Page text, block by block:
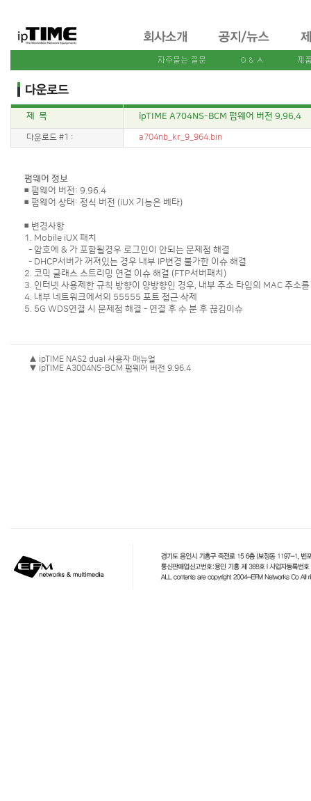
제 목 ipTIME A704NS-BCM 펌웨어 버전 9.96.4
다운로드 #1 : a704nb_kr_9_964.bin
펌웨어 정보
◾ 펌웨어 버전: 9.96.4
◾ 펌웨어 상태: 정식 버전 (iUX 기능은 베타)
◾ 변경사항
1. Mobile iUX 패치
- 암호에 & 가 포함될경우 로그인이 안되는 문제점 해결
- DHCP서버가 꺼져있는 경우 내부 IP변경 불가한 이슈 해결
2. 코믹 글래스 스트리밍 연결 이슈 해결 (FTP서버패치)
3. 인터넷 사용제한 규칙 방향이 양방향인 경우, 내부 주소 타입의 MAC 주소
4. 내부 네트워크에서의 55555 포트 접근 삭제
5. 5G WDS연결 시 문제점 해결 - 연결 후 수 분 후 끊김이슈
▲ ipTIME NAS2 dual 사용자 매뉴얼
▼ ipTIME A3004NS-BCM 펌웨어 버전 9.96.4